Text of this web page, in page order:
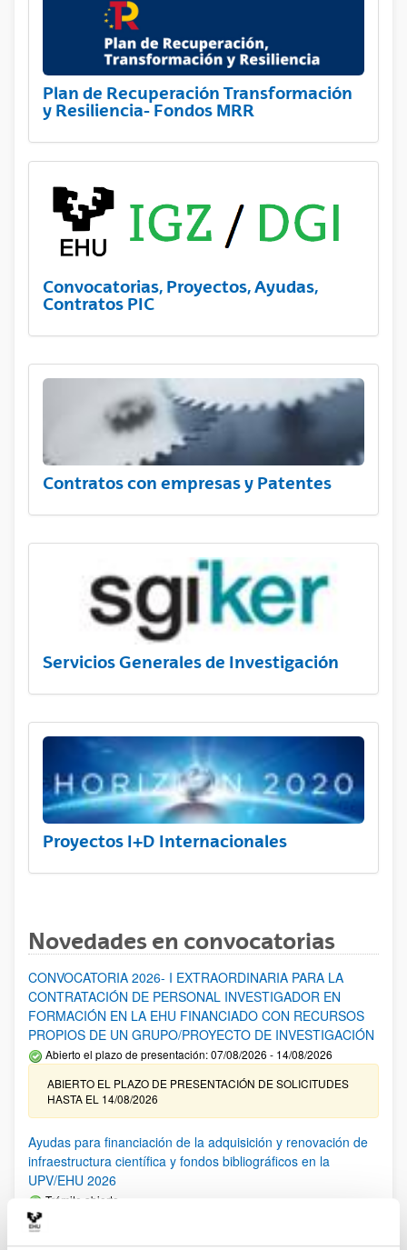
Plan de Recuperación Transformación
y Resiliencia- Fondos MRR
Convocatorias, Proyectos, Ayudas,
Contratos PIC
Contratos con empresas y Patentes
Servicios Generales de Investigación
Proyectos I+D Internacionales
Novedades en convocatorias
CONVOCATORIA 2026- I EXTRAORDINARIA PARA LA
CONTRATACIÓN DE PERSONAL INVESTIGADOR EN
FORMACIÓN EN LA EHU FINANCIADO CON RECURSOS
PROPIOS DE UN GRUPO/PROYECTO DE INVESTIGACIÓN
Abierto el plazo de presentación: 07/08/2026 - 14/08/2026
ABIERTO EL PLAZO DE PRESENTACIÓN DE SOLICITUDES
HASTA EL 14/08/2026
Ayudas para financiación de la adquisición y renovación de
infraestructura científica y fondos bibliográficos en la
UPV/EHU 2026
Trámite abierto
solicitudes admitidas y excluidas. 23/03/2026: Relación